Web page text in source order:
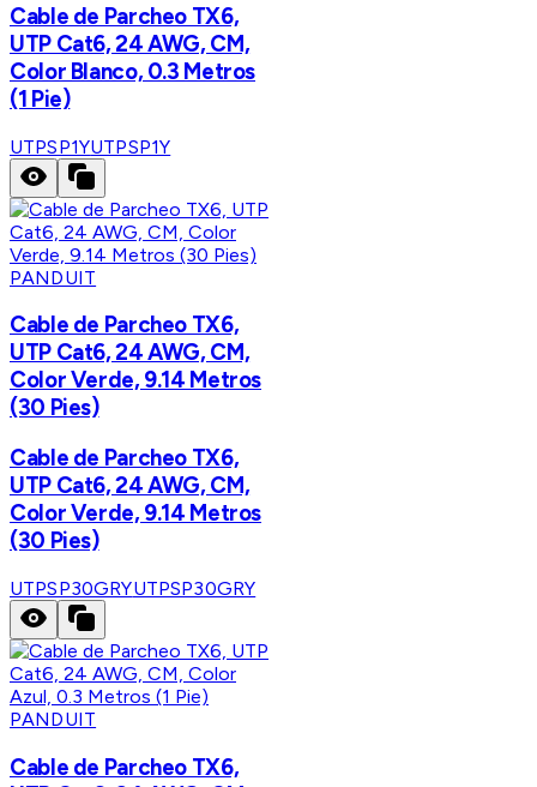
Cable de Parcheo TX6,
UTP Cat6, 24 AWG, CM,
Color Blanco, 0.3 Metros
(1 Pie)
UTPSP1YUTPSP1Y
PANDUIT
Cable de Parcheo TX6,
UTP Cat6, 24 AWG, CM,
Color Verde, 9.14 Metros
(30 Pies)
Cable de Parcheo TX6,
UTP Cat6, 24 AWG, CM,
Color Verde, 9.14 Metros
(30 Pies)
UTPSP30GRYUTPSP30GRY
PANDUIT
Cable de Parcheo TX6,